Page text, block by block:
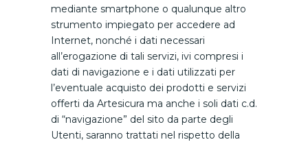
mediante smartphone o qualunque altro
strumento impiegato per accedere ad
Internet, nonché i dati necessari
all’erogazione di tali servizi, ivi compresi i
dati di navigazione e i dati utilizzati per
l’eventuale acquisto dei prodotti e servizi
offerti da Artesicura ma anche i soli dati c.d.
di “navigazione” del sito da parte degli
Utenti, saranno trattati nel rispetto della